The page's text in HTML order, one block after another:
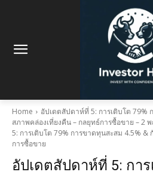
Home
อัปเดตสัปดาห์ที่ 5: การเติบโต 79%
สภาพคล่องเที่ยงคืน – กลยุทธ์การซื้อขาย – 2
5: การเติบโต 79% การขาดทุนสะสม 4.5%
การซื้อขาย
อัปเดตสัปดาห์ที่ 5: การ